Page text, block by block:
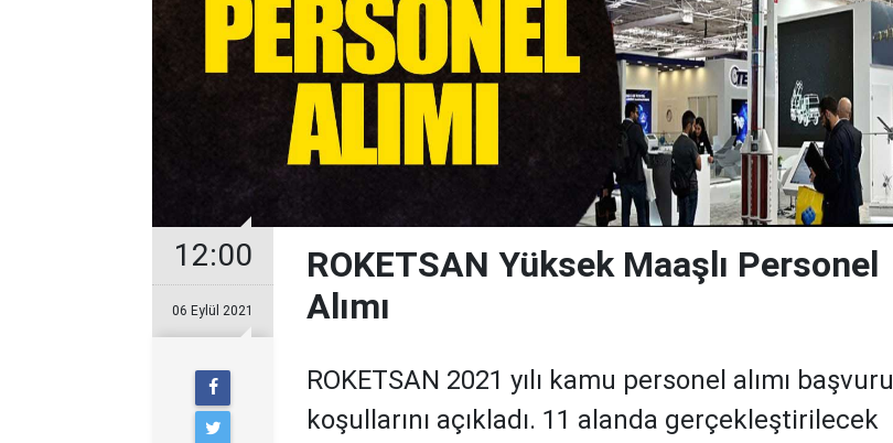
12:00
06 Eylül 2021
ROKETSAN Yüksek Maaşlı Personel
Alımı
ROKETSAN 2021 yılı kamu personel alımı başvuru
koşullarını açıkladı. 11 alanda gerçekleştirilecek